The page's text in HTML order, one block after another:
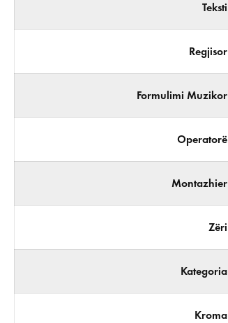
Teksti
Regjisor
Formulimi Muzikor
Operatorë
Montazhier
Zëri
Kategoria
Kroma